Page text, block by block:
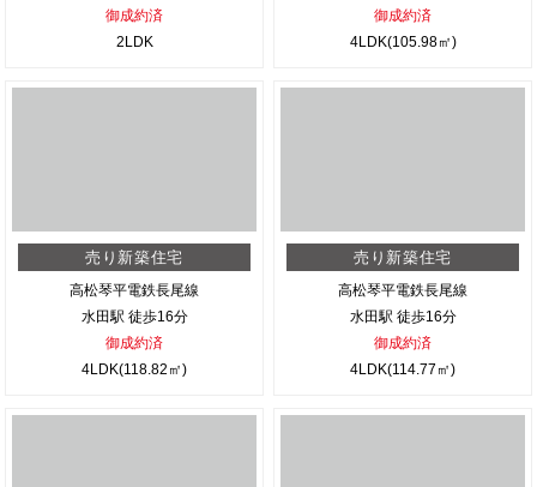
御成約済
2LDK
御成約済
4LDK(105.98㎡)
売り新築住宅
高松琴平電鉄長尾線
水田駅 徒歩16分
御成約済
4LDK(118.82㎡)
売り新築住宅
高松琴平電鉄長尾線
水田駅 徒歩16分
御成約済
4LDK(114.77㎡)